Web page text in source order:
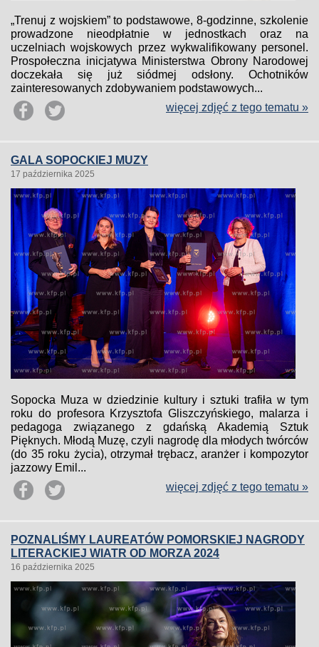
„Trenuj z wojskiem” to podstawowe, 8-godzinne, szkolenie
prowadzone nieodpłatnie w jednostkach oraz na
uczelniach wojskowych przez wykwalifikowany personel.
Prospołeczna inicjatywa Ministerstwa Obrony Narodowej
doczekała się już siódmej odsłony. Ochotników
zainteresowanych zdobywaniem podstawowych...
więcej zdjęć z tego tematu »
GALA SOPOCKIEJ MUZY
17 października 2025
Sopocka Muza w dziedzinie kultury i sztuki trafiła w tym
roku do profesora Krzysztofa Gliszczyńskiego, malarza i
pedagoga związanego z gdańską Akademią Sztuk
Pięknych. Młodą Muzę, czyli nagrodę dla młodych twórców
(do 35 roku życia), otrzymał trębacz, aranżer i kompozytor
jazzowy Emil...
więcej zdjęć z tego tematu »
POZNALIŚMY LAUREATÓW POMORSKIEJ NAGRODY
LITERACKIEJ WIATR OD MORZA 2024
16 października 2025